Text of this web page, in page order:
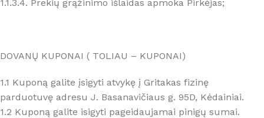
1.1.3.4. Prekių grąžinimo išlaidas apmoka Pirkėjas;
DOVANŲ KUPONAI ( TOLIAU – KUPONAI)
1.1 Kuponą galite įsigyti atvykę į Gritakas fizinę
parduotuvę adresu J. Basanavičiaus g. 95D, Kėdainiai.
1.2 Kuponą galite isigyti pageidaujamai pinigų sumai.